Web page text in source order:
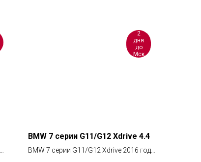
2
дня
до
Мск
BMW 7 серии G11/G12 Xdrive 4.4
BMW 7 серии G11/G12 Xdrive 2016 года